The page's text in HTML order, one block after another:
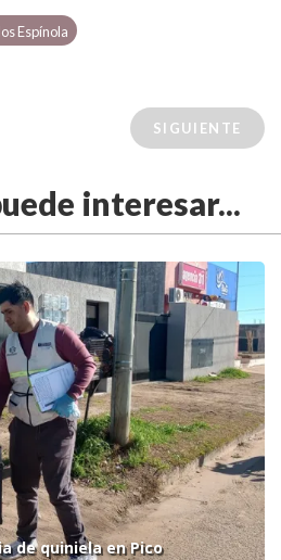
Espínola
SIGUIENTE
interesar...
de quiniela en Pico